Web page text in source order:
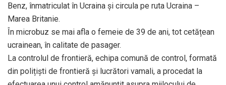
Benz, înmatriculat în Ucraina şi circula pe ruta Ucraina –
Marea Britanie.
În microbuz se mai afla o femeie de 39 de ani, tot cetățean
ucrainean, în calitate de pasager.
La controlul de frontieră, echipa comună de control, formată
din polițiști de frontieră și lucrători vamali, a procedat la